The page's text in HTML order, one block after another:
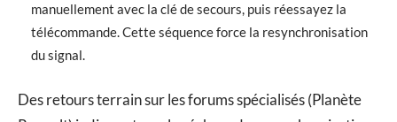
manuellement avec la clé de secours, puis réessayez la
télécommande. Cette séquence force la resynchronisation
du signal.
Des retours terrain sur les forums spécialisés (Planète